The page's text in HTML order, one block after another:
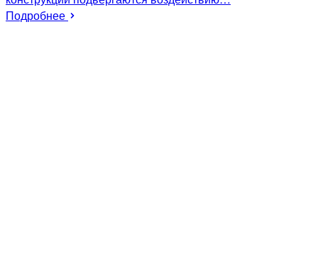
Подробнее